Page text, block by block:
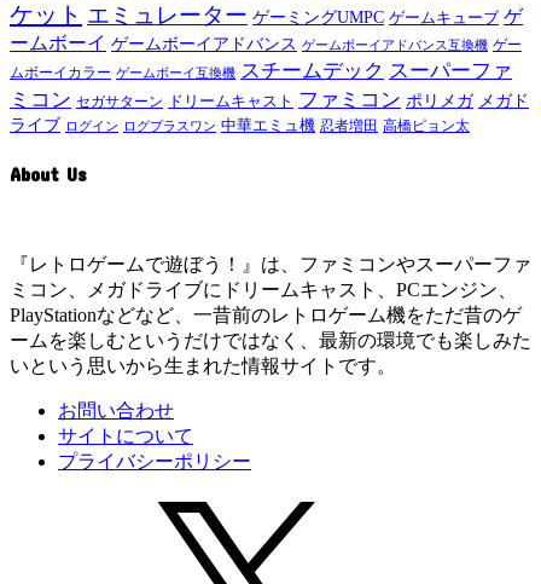
ケット エミュレーター ゲーミングUMPC ゲームキューブ ゲ
ームボーイ ゲームボーイアドバンス ゲームボーイアドバンス互換機 ゲー
ムボーイカラー ゲームボーイ互換機 スチームデック スーパーファ
ミコン セガサターン ドリームキャスト ファミコン ポリメガ メガド
ライブ ログイン ログプラスワン 中華エミュ機 忍者増田 高橋ピョン太
About Us
『レトロゲームで遊ぼう！』は、ファミコンやスーパーファ
ミコン、メガドライブにドリームキャスト、PCエンジン、
PlayStationなどなど、一昔前のレトロゲーム機をただ昔のゲ
ームを楽しむというだけではなく、最新の環境でも楽しみた
いという思いから生まれた情報サイトです。
お問い合わせ
サイトについて
プライバシーポリシー